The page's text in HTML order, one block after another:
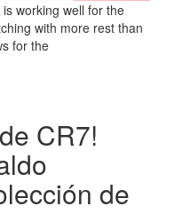
working well for the
with more rest than
for the
CR7!
de